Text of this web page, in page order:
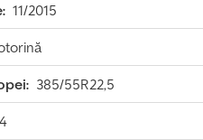
11/2015
385/55R22,5